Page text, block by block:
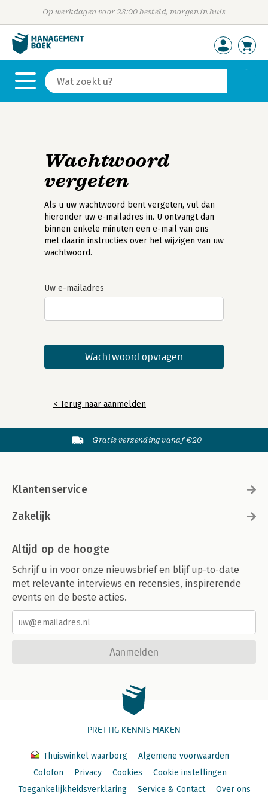
Op werkdagen voor 23:00 besteld, morgen in huis
Wachtwoord
vergeten
Als u uw wachtwoord bent vergeten, vul dan
hieronder uw e-mailadres in. U ontvangt dan
binnen enkele minuten een e-mail van ons
met daarin instructies over het wijzigen van uw
wachtwoord.
Uw e-mailadres
< Terug naar aanmelden
Gratis verzending vanaf €20
Klantenservice
Zakelijk
Altijd op de hoogte
Schrijf u in voor onze nieuwsbrief en blijf up-to-date
met relevante interviews en recensies, inspirerende
events en de beste acties.
Aanmelden
PRETTIG KENNIS MAKEN
Thuiswinkel waarborg
Algemene voorwaarden
Colofon
Privacy Cookies
Cookie instellingen
Toegankelijkheidsverklaring
Service & Contact Over ons